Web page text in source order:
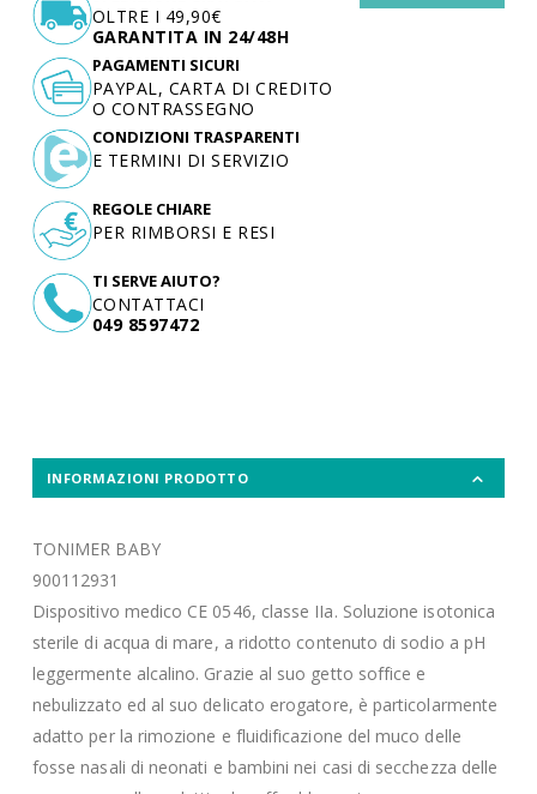
OLTRE I 49,90€
GARANTITA IN 24/48H
TI SERVE AIUTO?
CONTATTACI
049 8597472
PAGAMENTI SICURI
PAYPAL, CARTA DI CREDITO
O CONTRASSEGNO
CONDIZIONI TRASPARENTI
E TERMINI DI SERVIZIO
REGOLE CHIARE
PER RIMBORSI E RESI
INFORMAZIONI PRODOTTO
TONIMER BABY
900112931
Dispositivo medico CE 0546, classe IIa. Soluzione isotonica
sterile di acqua di mare, a ridotto contenuto di sodio a pH
leggermente alcalino. Grazie al suo getto soffice e
nebulizzato ed al suo delicato erogatore, è particolarmente
adatto per la rimozione e fluidificazione del muco delle
fosse nasali di neonati e bambini nei casi di secchezza delle